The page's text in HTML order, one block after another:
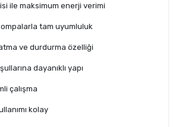
ile maksimum enerji verimi
tam uyumluluk
ve durdurma özelliği
dayanıklı yapı
çalışma
kolay